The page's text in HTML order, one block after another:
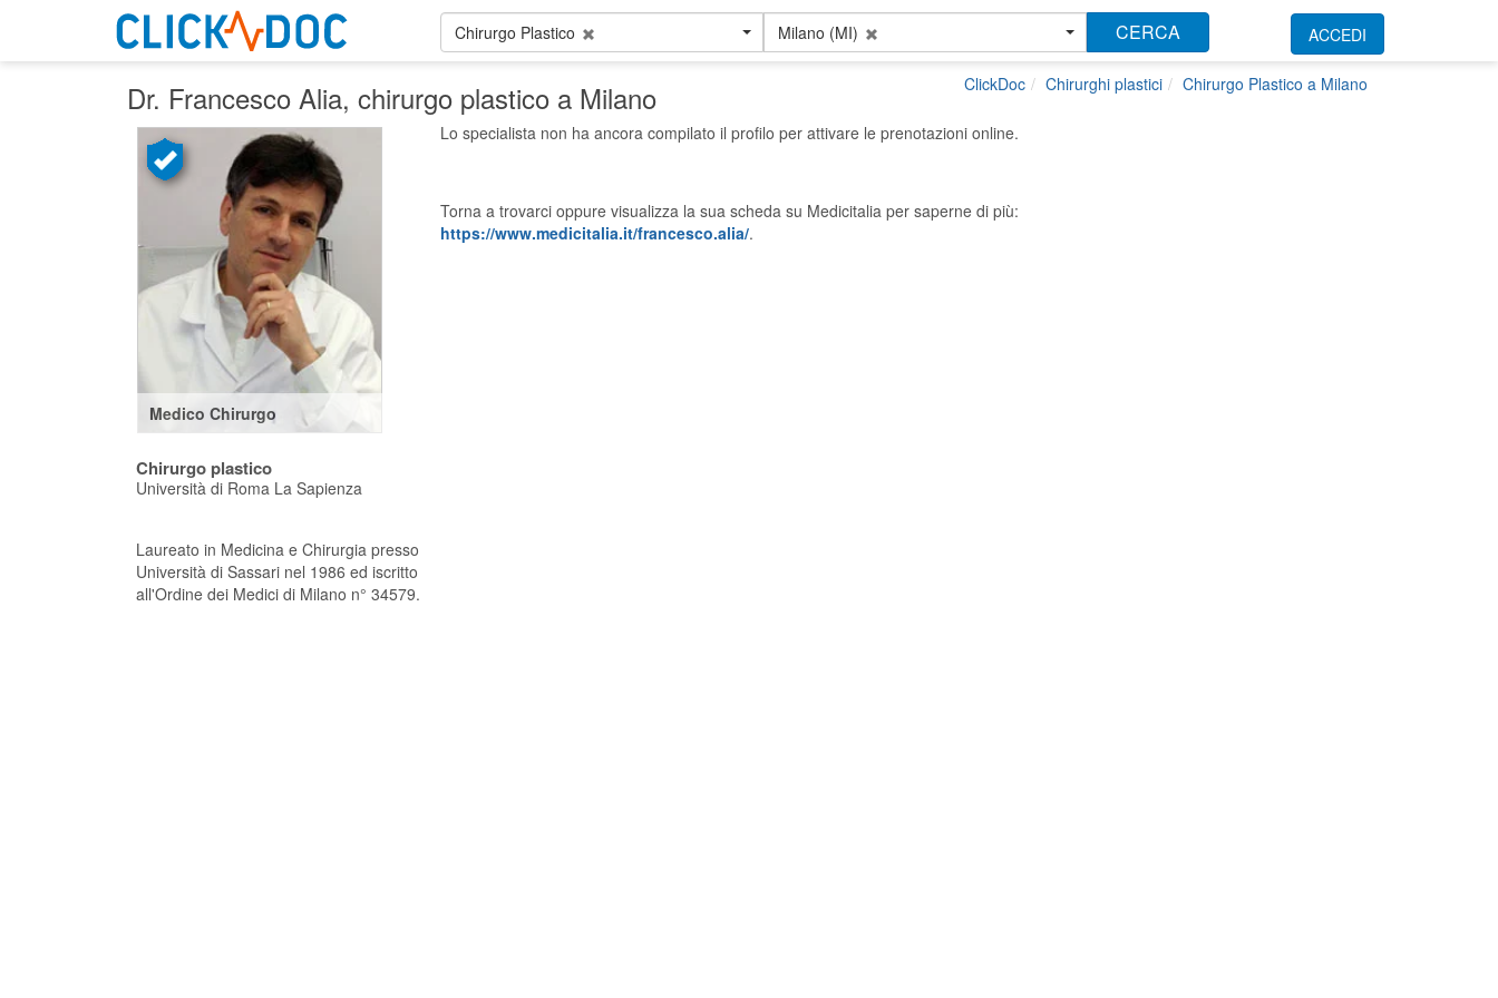
Chirurgo Plastico Milano (MI) CERCA ACCEDI
Dr. Francesco Alia, chirurgo plastico a Milano ClickDoc Chirurghi plastici Chirurgo Plastico a Milano
Medico Chirurgo
Chirurgo plastico
Università di Roma La Sapienza
Laureato in Medicina e Chirurgia presso
Università di Sassari nel 1986 ed iscritto
all'Ordine dei Medici di Milano n° 34579.
Lo specialista non ha ancora compilato il profilo per attivare le prenotazioni online.
Torna a trovarci oppure visualizza la sua scheda su Medicitalia per saperne di più:
https://www.medicitalia.it/francesco.alia/.